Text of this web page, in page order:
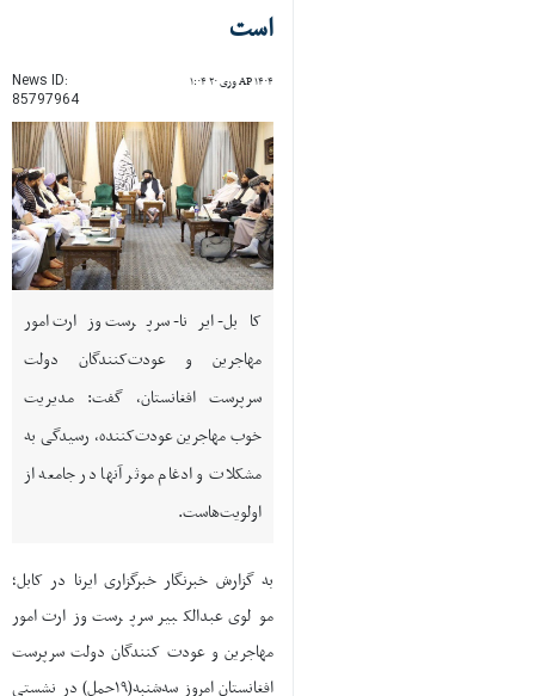
است
AP ۱۴۰۴ وری ۲۰ ۱:۰۴
News ID:
85797964
کابل- ایرنا- سرپرست وزارت امور
مهاجرین و عودت‌کنندگان دولت
سرپرست افغانستان، گفت: مدیریت
خوب مهاجرین عودت‌کننده، رسیدگی به
مشکلات و ادغام موثر آنها در جامعه از
اولویت‌هاست.
به گزارش خبرنگار خبرگزاری ایرنا در کابل؛
مولوی عبدالکبیر سرپرست وزارت امور
مهاجرین و عودت کنندگان دولت سرپرست
افغانستان امروز سه‌شنبه(۱۹حمل) در نشستی